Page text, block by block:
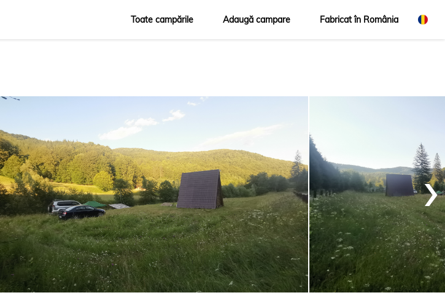
Toate campările Adaugă campare Fabricat în România
›